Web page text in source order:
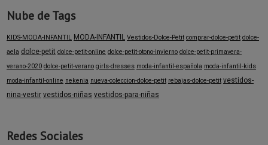
Nube de Tags
KIDS-MODA-INFANTIL MODA-INFANTIL Vestidos-Dolce-Petit comprar-dolce-petit dolce-
aela dolce-petit dolce-petit-online dolce-petit-otono-invierno dolce-petit-primavera-
verano-2020 dolce-petit-verano girls-dresses moda-infantil-española moda-infantil-kids
moda-infantil-online nekenia nueva-coleccion-dolce-petit rebajas-dolce-petit vestidos-
nina-vestir vestidos-niñas vestidos-para-niñas
Redes Sociales